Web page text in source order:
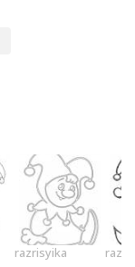
razrisyika